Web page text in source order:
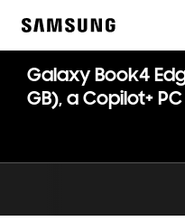
Galaxy Book4
GB), a Copilot+ PC